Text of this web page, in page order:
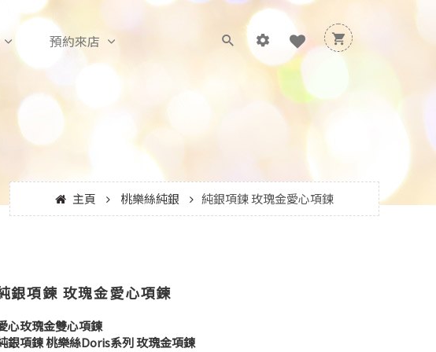
預約來店
主頁 桃樂絲純銀 純銀項鍊 玫瑰金愛心項鍊
銀項鍊 玫瑰金愛心項鍊
心玫瑰金雙心項鍊
銀項鍊 桃樂絲Doris系列 玫瑰金項鍊